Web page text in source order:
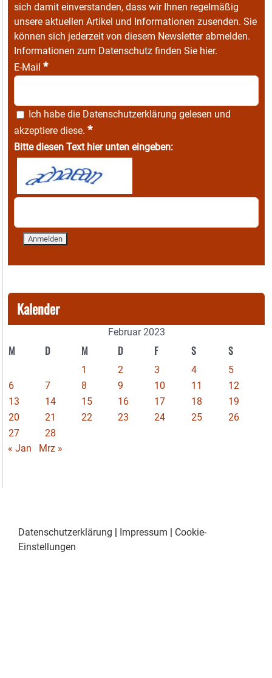
sich damit einverstanden, dass wir Ihnen regelmäßig
unsere aktuellen Artikel und Informationen zusenden. Sie
können sich jederzeit von diesem Newsletter abmelden.
Informationen zum Datenschutz finden Sie hier.
E-Mail *
Ich habe die Datenschutzerklärung gelesen und
akzeptiere diese. *
Bitte diesen Text hier unten eingeben:
Kalender
Februar 2023
M D M D F S S
1 2 3 4
5
6
7 8 9 10 11
12
13
14 15 16 17 18
19
20
21 22 23 24 25
26
27
28
« Jan
Mrz »
Datenschutzerklärung | Impressum | Cookie-
Einstellungen